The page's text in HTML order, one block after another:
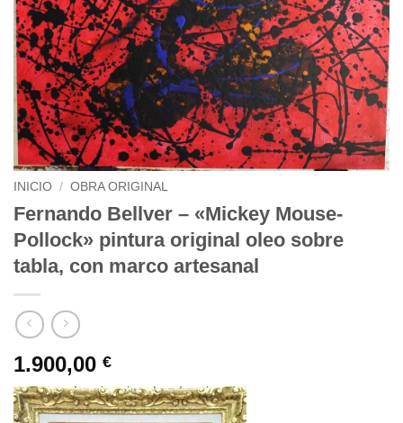
INICIO / OBRA ORIGINAL
Fernando Bellver – «Mickey Mouse-
Pollock» pintura original oleo sobre
tabla, con marco artesanal
1.900,00 €